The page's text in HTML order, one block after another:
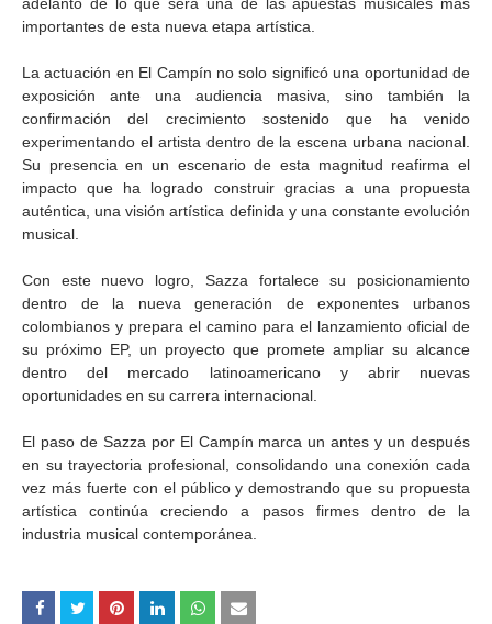
importantes de esta nueva etapa artística.
La actuación en El Campín no solo significó una oportunidad de
exposición ante una audiencia masiva, sino también la
confirmación del crecimiento sostenido que ha venido
experimentando el artista dentro de la escena urbana nacional.
Su presencia en un escenario de esta magnitud reafirma el
impacto que ha logrado construir gracias a una propuesta
auténtica, una visión artística definida y una constante evolución
musical.
Con este nuevo logro, Sazza fortalece su posicionamiento
dentro de la nueva generación de exponentes urbanos
colombianos y prepara el camino para el lanzamiento oficial de
su próximo EP, un proyecto que promete ampliar su alcance
dentro del mercado latinoamericano y abrir nuevas
oportunidades en su carrera internacional.
El paso de Sazza por El Campín marca un antes y un después
en su trayectoria profesional, consolidando una conexión cada
vez más fuerte con el público y demostrando que su propuesta
artística continúa creciendo a pasos firmes dentro de la
industria musical contemporánea.